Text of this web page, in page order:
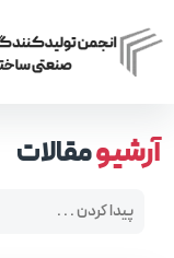
آرشیومقالات